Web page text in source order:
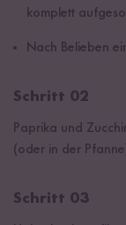
komplett
Nach Belieben
Schritt 02
Paprika und
(oder in der
Schritt 03